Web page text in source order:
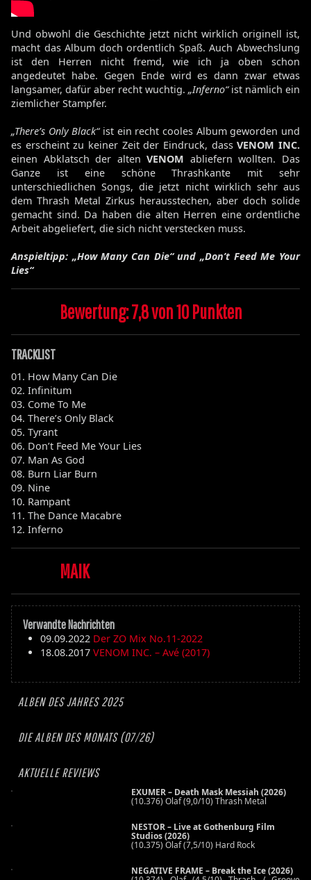
ALBEN DES JAHRES 2025
DIE ALBEN DES MONATS (07/26)
AKTUELLE REVIEWS
EXUMER – Death Mask Messiah (2026)
(10.376) Olaf (9,0/10) Thrash Metal
NESTOR – Live at Gothenburg Film
Studios (2026)
(10.375) Olaf (7,5/10) Hard Rock
NEGATIVE FRAME – Break the Ice (2026)
Und obwohl die Geschichte jetzt nicht wirklich originell ist,
macht das Album doch ordentlich Spaß. Auch Abwechslung
ist den Herren nicht fremd, wie ich ja oben schon
angedeutet habe. Gegen Ende wird es dann zwar etwas
langsamer, dafür aber recht wuchtig. „Inferno“ist nämlich ein
ziemlicher Stampfer.
„There’s Only Black“ist ein recht cooles Album geworden und
es erscheint zu keiner Zeit der Eindruck, dassVENOM INC.
einen Abklatsch der altenVENOM abliefern wollten. Das
Ganze ist eine schöne Thrashkante mit sehr
unterschiedlichen Songs, die jetzt nicht wirklich sehr aus
dem Thrash Metal Zirkus herausstechen, aber doch solide
gemacht sind. Da haben die alten Herren eine ordentliche
Arbeit abgeliefert, die sich nicht verstecken muss.
Anspieltipp: „How Many Can Die“ und „Don’t Feed Me Your
Lies“
Bewertung: 7,8 von 10 Punkten
TRACKLIST
01. How Many Can Die
02. Infinitum
03. Come To Me
04. There’s Only Black
05. Tyrant
06. Don’t Feed Me Your Lies
07. Man As God
08. Burn Liar Burn
09. Nine
10. Rampant
11. The Dance Macabre
12. Inferno
MAIK
Verwandte Nachrichten
09.09.2022 Der ZO Mix No.11-2022
18.08.2017 VENOM INC. – Avé (2017)